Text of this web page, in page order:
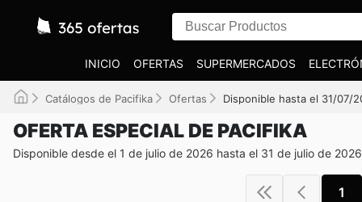
INICIO OFERTAS SUPERMERCADOS
Catálogos de Pacifika Ofertas Disponible hasta el 31/07/
OFERTA ESPECIAL DE PACIFIKA
Disponible desde el 1 de julio de 2026 hasta el 31 de julio de 2026
1